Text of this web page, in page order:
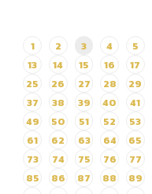
ประกาศผู้ชนะการเสนอราคา
ซื้อน้ำมันเชื้อเพลิงชนิดดีเซล
และชนิดแก๊สโซฮอล์ 95 (ครั้ง
ที่ 8/2569) จำนวน 2 รายการ
โดยวิธีเฉพาะเจาะจง
1 2 3 4 5
13
14 15 16 17
25
26 27 28 29
37
38 39 40 41
49
50 51 52 53
61
62 63 64 65
73
74 75 76 77
85
86 87 88 89